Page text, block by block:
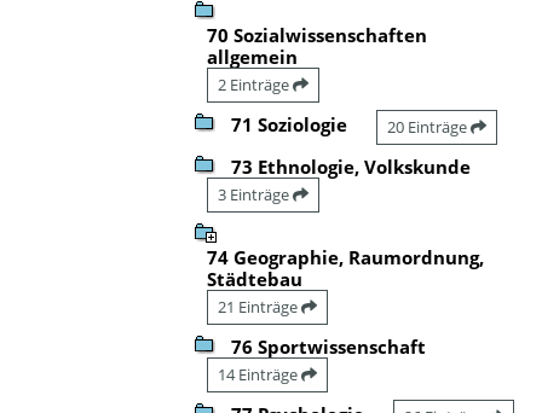
70 Sozialwissenschaften
allgemein
2 Einträge
71 Soziologie 20 Einträge
73 Ethnologie, Volkskunde
3 Einträge
74 Geographie, Raumordnung,
Städtebau
21 Einträge
76 Sportwissenschaft
14 Einträge